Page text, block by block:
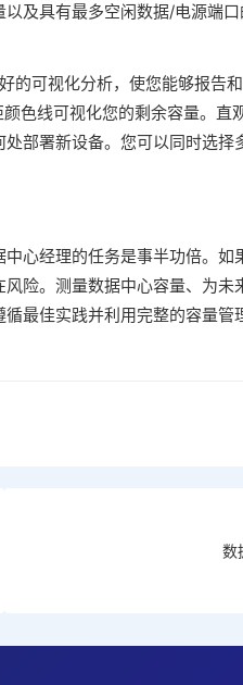
及具有最多空闲数据/电源端
的可视化分析，使您能够报告
色线可视化您的剩余容量。直
部署新设备。您可以同时选择
心经理的任务是事半功倍。如
险。测量数据中心容量、为未
最佳实践并利用完整的容量管
数